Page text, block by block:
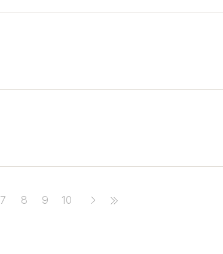
7 8 9 10
다음 마지막